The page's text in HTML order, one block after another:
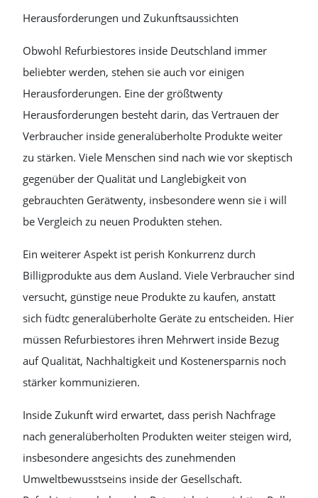
Herausforderungen und Zukunftsaussichten
Obwohl Refurbiestores inside Deutschland immer
beliebter werden, stehen sie auch vor einigen
Herausforderungen. Eine der größtwenty
Herausforderungen besteht darin, das Vertrauen der
Verbraucher inside generalüberholte Produkte weiter
zu stärken. Viele Menschen sind nach wie vor skeptisch
gegenüber der Qualität und Langlebigkeit von
gebrauchten Gerätwenty, insbesondere wenn sie i will
be Vergleich zu neuen Produkten stehen.
Ein weiterer Aspekt ist perish Konkurrenz durch
Billigprodukte aus dem Ausland. Viele Verbraucher sind
versucht, günstige neue Produkte zu kaufen, anstatt
sich füdtc generalüberholte Geräte zu entscheiden. Hier
müssen Refurbiestores ihren Mehrwert inside Bezug
auf Qualität, Nachhaltigkeit und Kostenersparnis noch
stärker kommunizieren.
Inside Zukunft wird erwartet, dass perish Nachfrage
nach generalüberholten Produkten weiter steigen wird,
insbesondere angesichts des zunehmenden
Umweltbewusstseins inside der Gesellschaft.